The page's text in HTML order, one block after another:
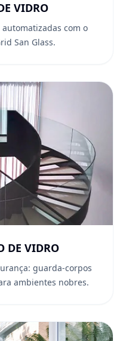
VIDRO
com o
San Glass.
DE VIDRO
guarda-corpos
ambientes nobres.